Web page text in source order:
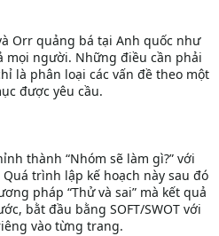
Orr quảng bá tại Anh quốc như
mọi người. Những điều cần phải
là phân loại các vấn đề theo một
được yêu cầu.
thành “Nhóm sẽ làm gì?” với
trình lập kế hoạch này sau đó
pháp “Thử và sai” mà kết quả
bằt đầu bằng SOFT/SWOT với
vào từng trang.